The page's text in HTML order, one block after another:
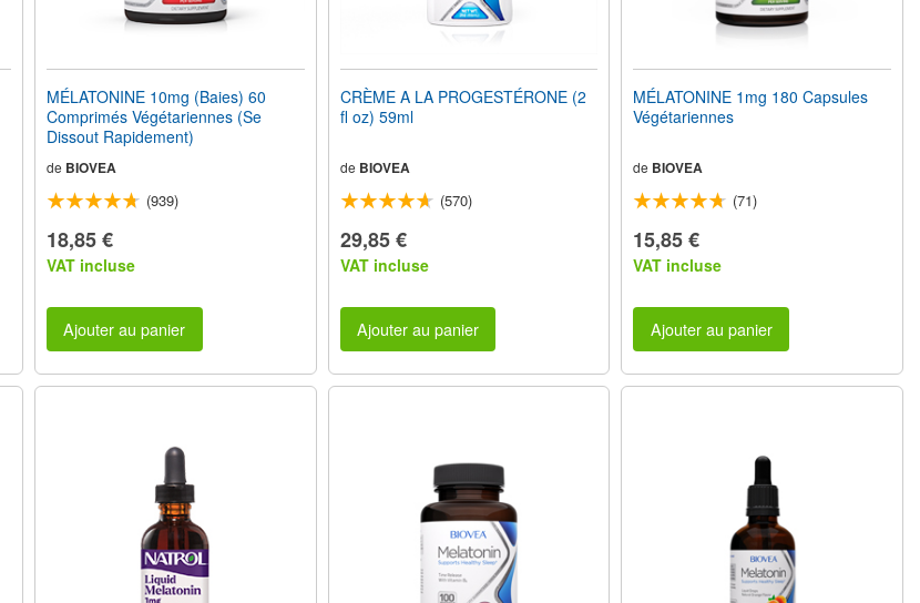
MÉLATONINE 10mg (Baies) 60
Comprimés Végétariennes (Se
Dissout Rapidement)
de BIOVEA
(939)
18,85 €
VAT incluse
Ajouter au panier
CRÈME A LA PROGESTÉRONE (2
fl oz) 59ml
de BIOVEA
(570)
29,85 €
VAT incluse
Ajouter au panier
MÉLATONINE 1mg 180 Capsules
Végétariennes
de BIOVEA
(71)
15,85 €
VAT incluse
Ajouter au panier